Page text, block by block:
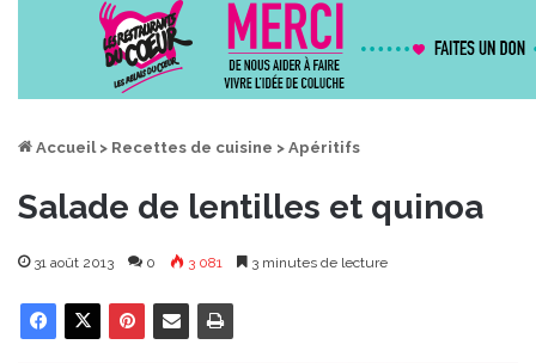
Accueil > Recettes de cuisine > Apéritifs
Salade de lentilles et quinoa
31 août 2013 0 3 081 3 minutes de lecture